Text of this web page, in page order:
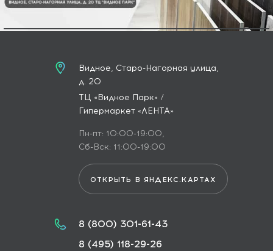
Видное, Старо-Нагорная улица,
д. 20
ТЦ «Видное Парк» /
Гипермаркет «ЛЕНТА»
Пн-пт: 10:00-19:00,
Сб-Вск: 11:00-19:00
ОТКРЫТЬ В ЯНДЕКС.КАРТАХ
8 (800) 301-61-43
8 (495) 118-29-26